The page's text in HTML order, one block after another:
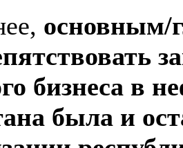
основным/
бизнеса в
была и